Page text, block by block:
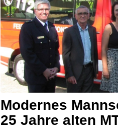
Modernes
25 Jahre alten